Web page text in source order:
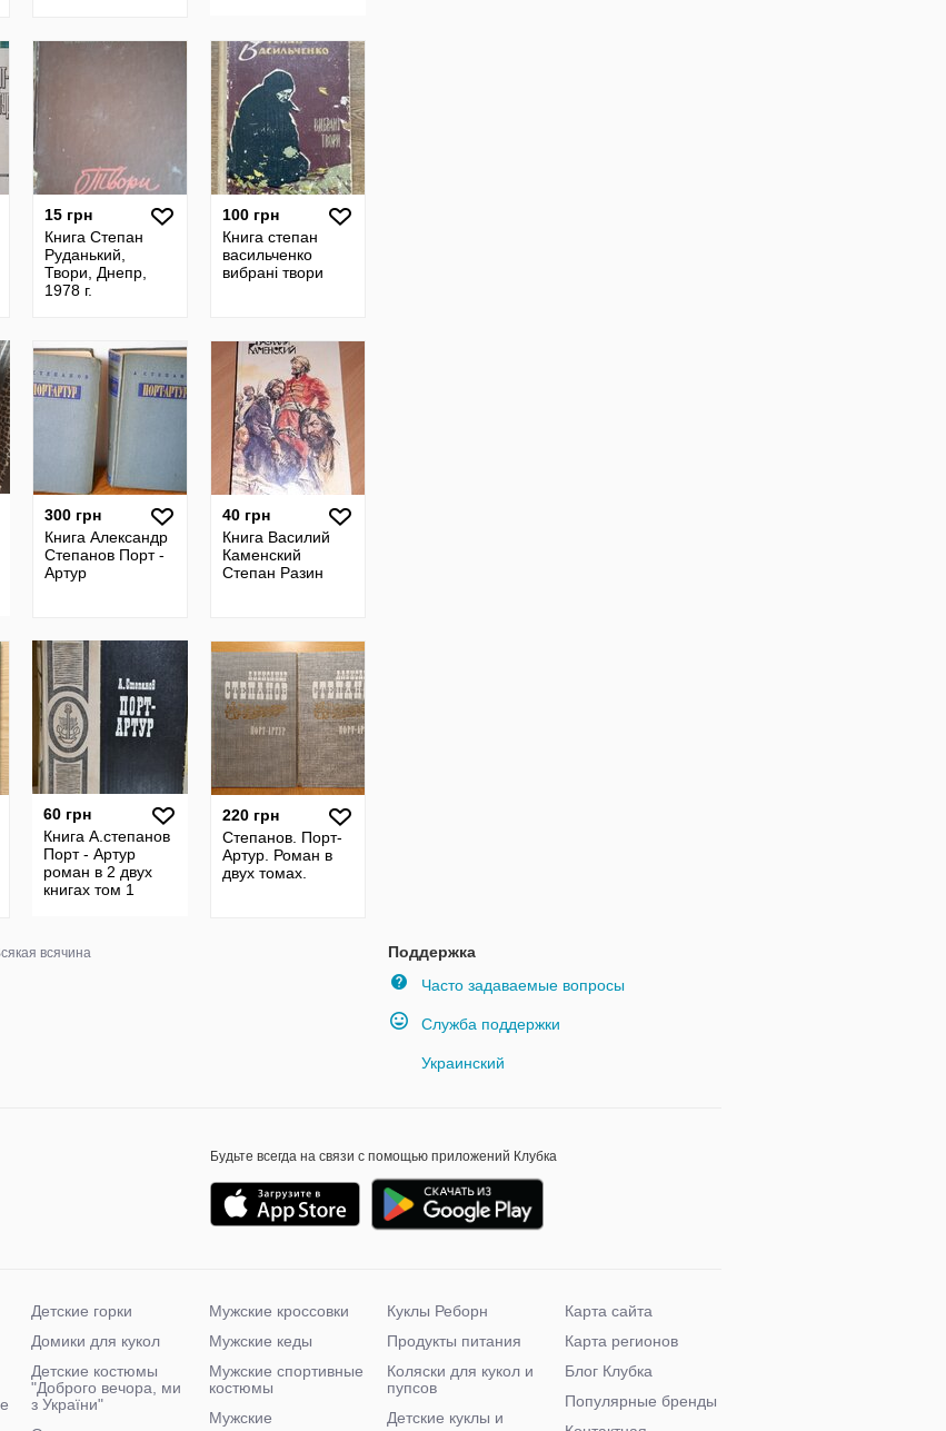
15 грн
Книга Степан
Руданький,
Твори, Днепр,
1978 г.
100 грн
Книга степан
васильченко
вибрані твори
300 грн
Книга Александр
Степанов Порт -
Артур
40 грн
Книга Василий
Каменский
Степан Разин
60 грн
Книга А.степанов
Порт - Артур
роман в 2 двух
книгах том 1
220 грн
Степанов. Порт-
Артур. Роман в
двух томах.
Поддержка
Часто задаваемые вопросы
Служба поддержки
Украинский
всячина
Будьте всегда на связи с помощью приложений Клубка
Детские горки
Домики для кукол
Детские костюмы
"Доброго вечора, ми
з України"
Мужские кроссовки
Мужские кеды
Мужские спортивные
костюмы
Мужские
Куклы Реборн
Продукты питания
Коляски для кукол и
пупсов
Детские куклы и
Карта сайта
Карта регионов
Блог Клубка
Популярные бренды